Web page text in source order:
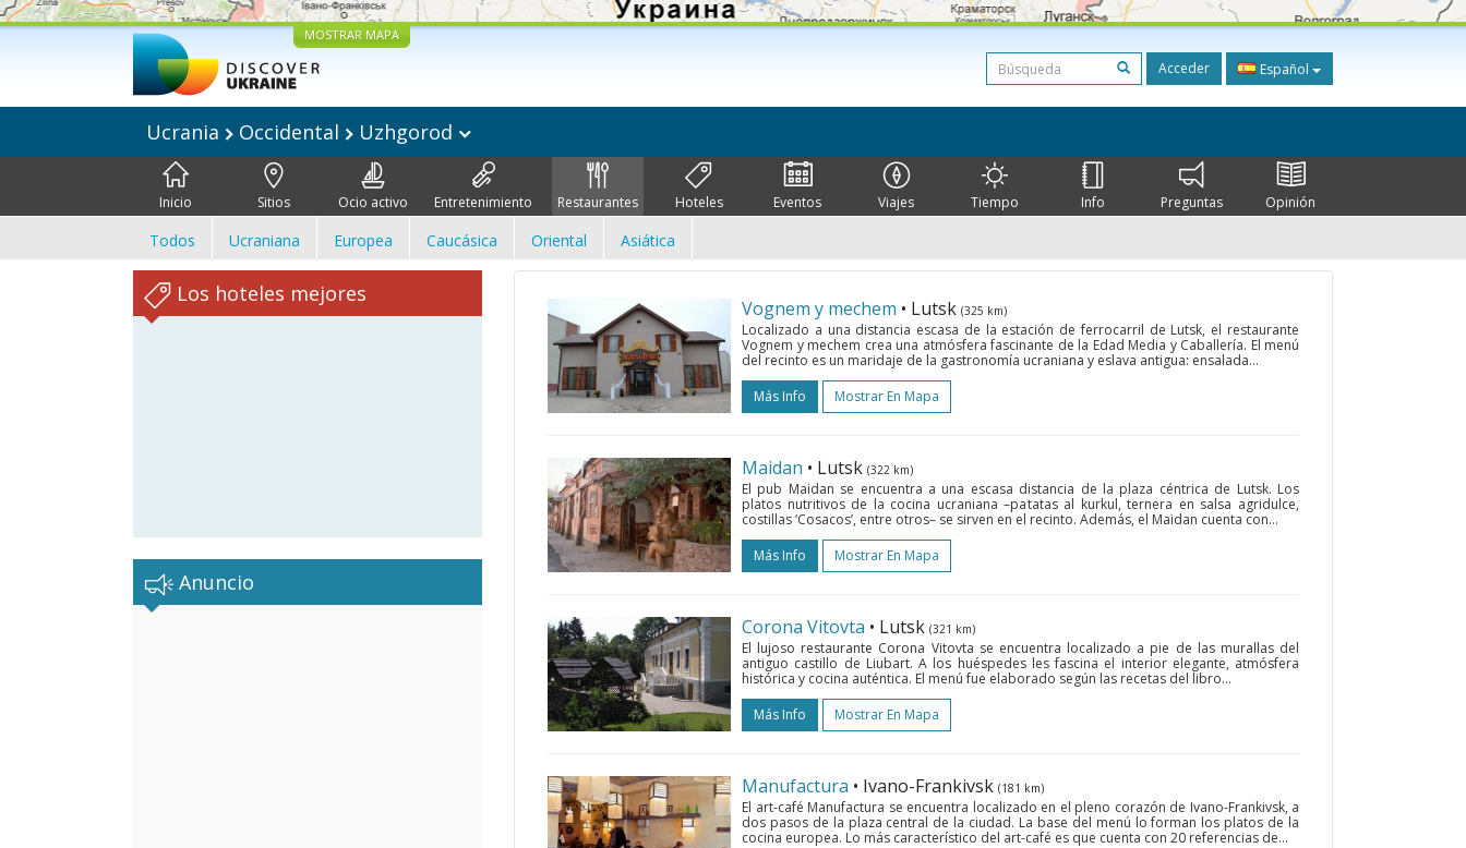
MOSTRAR MAPA
Acceder Español
Ucrania Occidental Uzhgorod
Inicio Sitios Ocio activo Entretenimiento Restaurantes Hoteles Eventos Viajes Tiempo Info Preguntas Opinión
Todos Ucraniana Europea Caucásica Oriental Asiática
Los hoteles mejores
Anuncio
Vognem y mechem • Lutsk (325 km)
Localizado a una distancia escasa de la estación de ferrocarril de Lutsk, el restaurante
Vognem y mechem crea una atmósfera fascinante de la Edad Media y Caballería. El menú
del recinto es un maridaje de la gastronomía ucraniana y eslava antigua: ensalada...
Más Info
Mostrar En Mapa
Maidan • Lutsk (322 km)
El pub Maidan se encuentra a una escasa distancia de la plaza céntrica de Lutsk. Los
platos nutritivos de la cocina ucraniana –patatas al kurkul, ternera en salsa agridulce,
costillas ‘Cosacos’, entre otros– se sirven en el recinto. Además, el Maidan cuenta con...
Más Info
Mostrar En Mapa
Corona Vitovta • Lutsk (321 km)
El lujoso restaurante Corona Vitovta se encuentra localizado a pie de las murallas del
antiguo castillo de Liubart. A los huéspedes les fascina el interior elegante, atmósfera
histórica y cocina auténtica. El menú fue elaborado según las recetas del libro...
Más Info
Mostrar En Mapa
Manufactura • Ivano-Frankivsk (181 km)
El art-café Manufactura se encuentra localizado en el pleno corazón de Ivano-Frankivsk, a
dos pasos de la plaza central de la ciudad. La base del menú lo forman los platos de la
cocina europea. Lo más característico del art-café es que cuenta con 20 referencias de...